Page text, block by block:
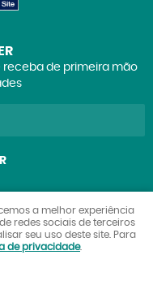
receba de primeira mão
e Colecionáveis
90
a melhor experiência
redes sociais de terceiros
seu uso deste site. Para
de privacidade.